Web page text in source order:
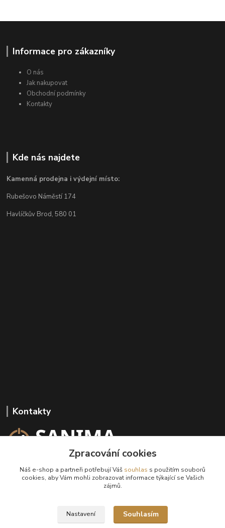
Informace pro zákazníky
O nás
Jak nakupovat
Obchodní podmínky
Kontakty
Kde nás najdete
Kamenná prodejna i výdejní místo:
Rubešovo Náměstí 174
Havlíčkův Brod, 580 01
Kontakty
+420 602 647 136
(Po-Pá, 9-18 hod.)
Zpracování cookies
Náš e-shop a partneři potřebují Váš souhlas s použitím souborů
cookies, aby Vám mohli zobrazovat informace týkající se Vašich
zájmů.
Nastavení Souhlasím